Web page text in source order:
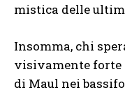
mistica delle
Insomma, chi
visivamente forte
di Maul nei